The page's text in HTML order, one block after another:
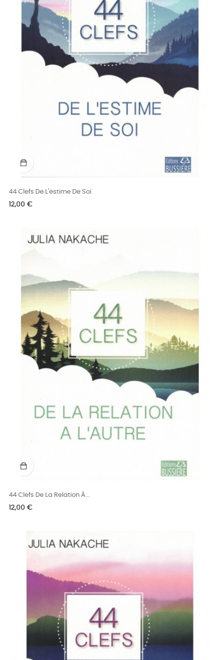
44 Clefs De L'estime De Soi
Prix
12,00 €
44 Clefs De La Relation À...
Prix
12,00 €